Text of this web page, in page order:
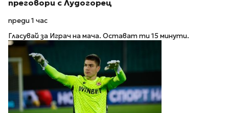
преговори с Лудогорец
преди 1 час
Гласувай за Играч на мача. Остават ти 15 минути.